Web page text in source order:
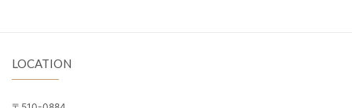
LOCATION